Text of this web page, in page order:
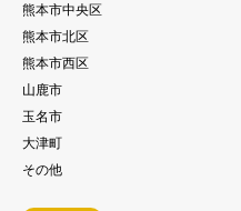
熊本市中央区
熊本市北区
熊本市西区
山鹿市
玉名市
大津町
その他